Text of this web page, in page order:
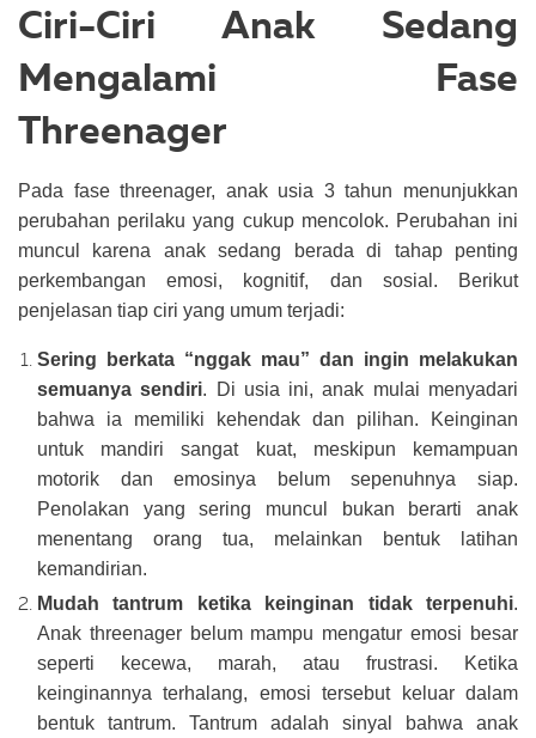
Ciri-Ciri Anak Sedang
Mengalami Fase
Threenager
Pada fase threenager, anak usia 3 tahun menunjukkan
perubahan perilaku yang cukup mencolok. Perubahan ini
muncul karena anak sedang berada di tahap penting
perkembangan emosi, kognitif, dan sosial. Berikut
penjelasan tiap ciri yang umum terjadi:
Sering berkata “nggak mau” dan ingin melakukan
semuanya sendiri. Di usia ini, anak mulai menyadari
bahwa ia memiliki kehendak dan pilihan. Keinginan
untuk mandiri sangat kuat, meskipun kemampuan
motorik dan emosinya belum sepenuhnya siap.
Penolakan yang sering muncul bukan berarti anak
menentang orang tua, melainkan bentuk latihan
kemandirian.
Mudah tantrum ketika keinginan tidak terpenuhi.
Anak threenager belum mampu mengatur emosi besar
seperti kecewa, marah, atau frustrasi. Ketika
keinginannya terhalang, emosi tersebut keluar dalam
bentuk tantrum. Tantrum adalah sinyal bahwa anak